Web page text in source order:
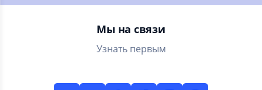
интернета!
Мы на связи
Узнать первым